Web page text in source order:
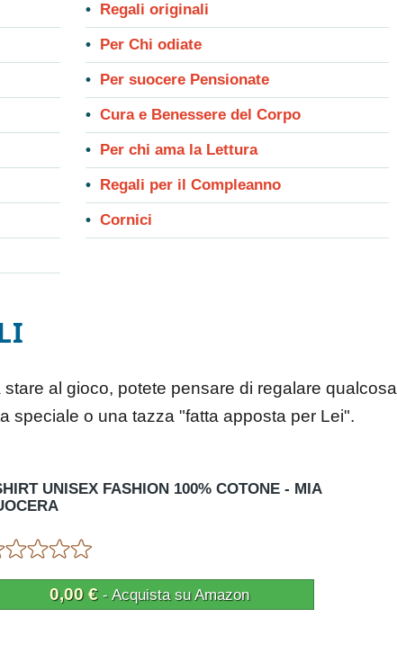
Regali originali
Per Chi odiate
Per suocere Pensionate
Cura e Benessere del Corpo
Per chi ama la Lettura
Regali per il Compleanno
Cornici
al gioco, potete pensare di regalare qualcosa
speciale o una tazza "fatta apposta per Lei".
UNISEX FASHION 100% COTONE - MIA
0,00 €- Acquista su Amazon